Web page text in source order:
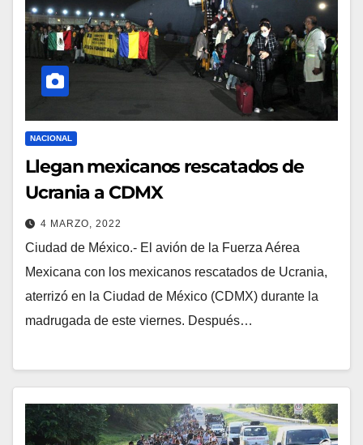
NACIONAL
Llegan mexicanos rescatados de
Ucrania a CDMX
4 MARZO, 2022
Ciudad de México.- El avión de la Fuerza Aérea
Mexicana con los mexicanos rescatados de Ucrania,
aterrizó en la Ciudad de México (CDMX) durante la
madrugada de este viernes. Después…